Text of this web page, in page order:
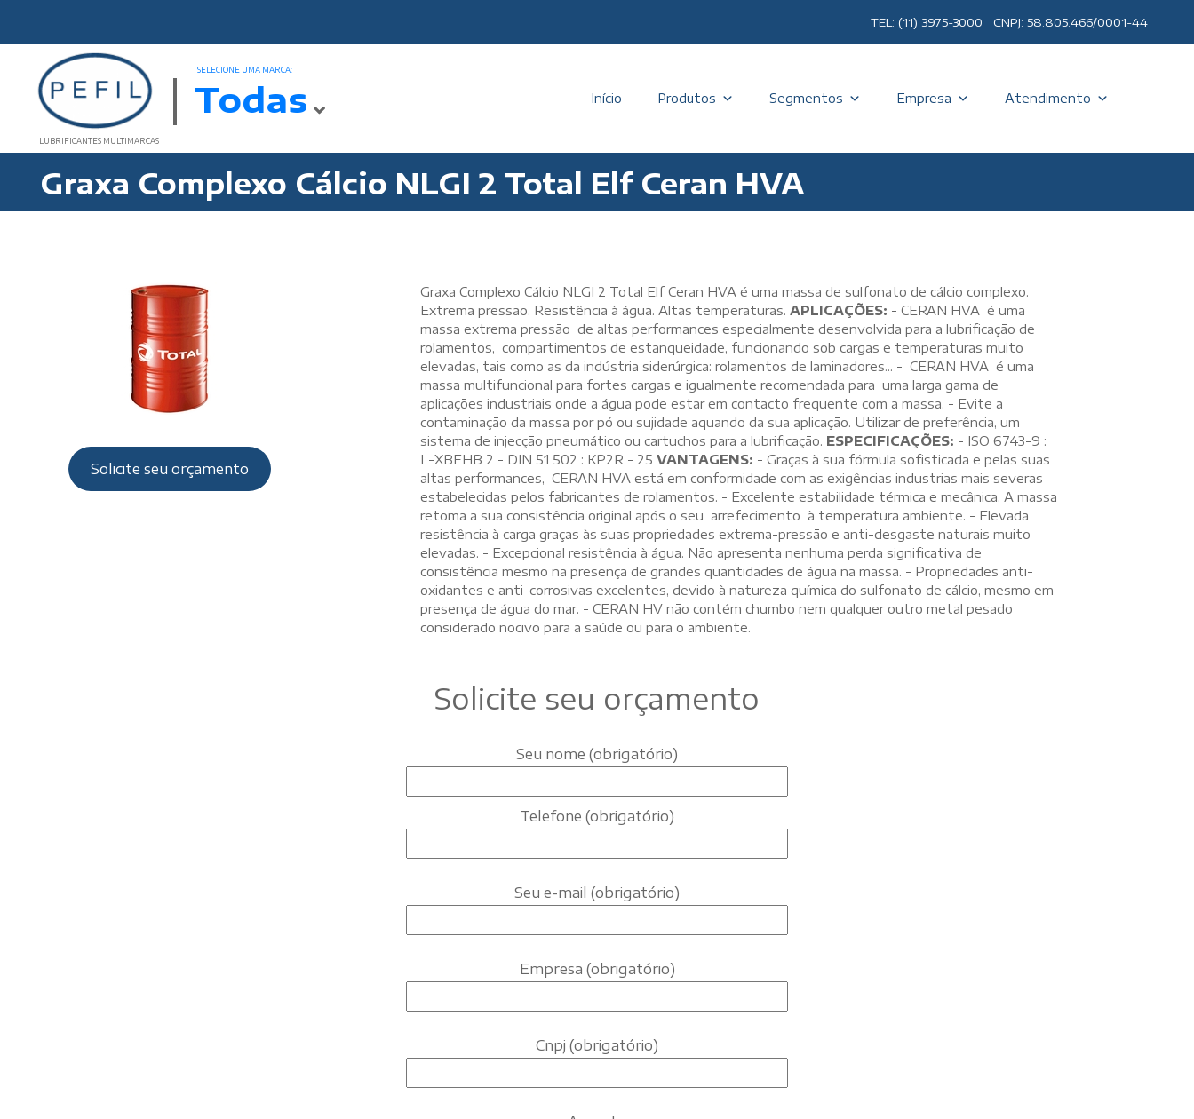
TEL: (11) 3975-3000 CNPJ: 58.805.466/0001-44
LUBRIFICANTES MULTIMARCAS
SELECIONE UMA MARCA:
Todas Início Produtos Segmentos Empresa Atendimento
Graxa Complexo Cálcio NLGI 2 Total Elf Ceran HVA
Solicite seu orçamento
Graxa Complexo Cálcio NLGI 2 Total Elf Ceran HVA é uma massa de sulfonato de cálcio complexo.
Extrema pressão. Resistência à água. Altas temperaturas. APLICAÇÕES: - CERAN HVA é uma
massa extrema pressão de altas performances especialmente desenvolvida para a lubrificação de
rolamentos, compartimentos de estanqueidade, funcionando sob cargas e temperaturas muito
elevadas, tais como as da indústria siderúrgica: rolamentos de laminadores... - CERAN HVA é uma
massa multifuncional para fortes cargas e igualmente recomendada para uma larga gama de
aplicações industriais onde a água pode estar em contacto frequente com a massa. - Evite a
contaminação da massa por pó ou sujidade aquando da sua aplicação. Utilizar de preferência, um
sistema de injecção pneumático ou cartuchos para a lubrificação. ESPECIFICAÇÕES: - ISO 6743-9 :
L-XBFHB 2 - DIN 51 502 : KP2R - 25 VANTAGENS: - Graças à sua fórmula sofisticada e pelas suas
altas performances, CERAN HVA está em conformidade com as exigências industrias mais severas
estabelecidas pelos fabricantes de rolamentos. - Excelente estabilidade térmica e mecânica. A massa
retoma a sua consistência original após o seu arrefecimento à temperatura ambiente. - Elevada
resistência à carga graças às suas propriedades extrema-pressão e anti-desgaste naturais muito
elevadas. - Excepcional resistência à água. Não apresenta nenhuma perda significativa de
consistência mesmo na presença de grandes quantidades de água na massa. - Propriedades anti-
oxidantes e anti-corrosivas excelentes, devido à natureza química do sulfonato de cálcio, mesmo em
presença de água do mar. - CERAN HV não contém chumbo nem qualquer outro metal pesado
considerado nocivo para a saúde ou para o ambiente.
Solicite seu orçamento
Seu nome (obrigatório)
Telefone (obrigatório)
Seu e-mail (obrigatório)
Empresa (obrigatório)
Cnpj (obrigatório)